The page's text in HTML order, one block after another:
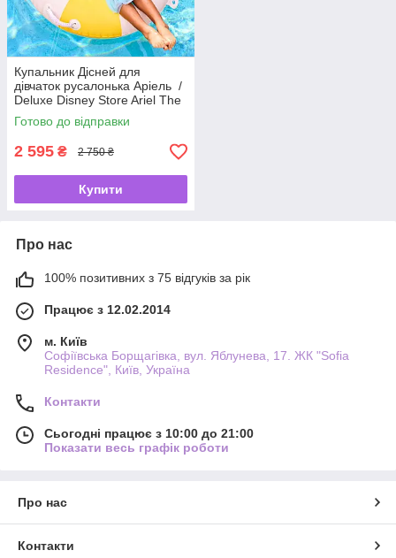
Купальник Дісней для
дівчаток русалонька Аріель /
Deluxe Disney Store Ariel The
Little Mermaid 🧜‍♀️✨
Готово до відправки
2 595 ₴ 2 750 ₴
Купити
Про нас
100% позитивних з 75 відгуків за рік
Працює з 12.02.2014
м. Київ
Софіївська Борщагівка, вул. Яблунева, 17. ЖК "Sofia
Residence", Київ, Україна
Контакти
Сьогодні працює з 10:00 до 21:00
Показати весь графік роботи
Про нас
Контакти